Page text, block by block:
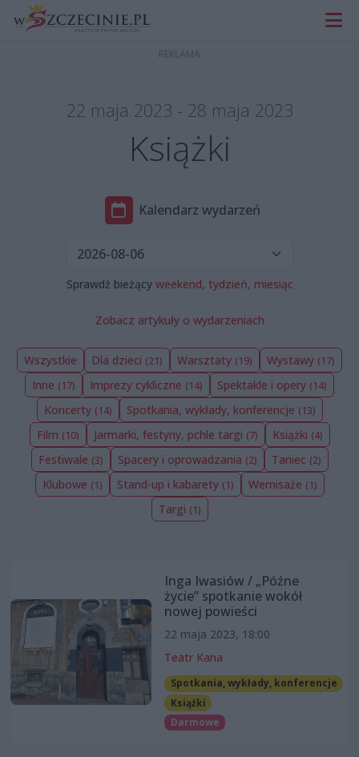
22 maja 2023 - 28 maja 2023
Książki
Kalendarz wydarzeń
Sprawdź bieżący weekend, tydzień, miesiąc
Zobacz artykuły o wydarzeniach
Wszystkie Dla dzieci (21) Warsztaty (19) Wystawy (17)
Inne (17) Imprezy cykliczne (14) Spektakle i opery (14)
Koncerty (14) Spotkania, wykłady, konferencje (13)
Film (10) Jarmarki, festyny, pchle targi (7) Książki (4)
Festiwale (3) Spacery i oprowadzania (2) Taniec (2)
Klubowe (1) Stand-up i kabarety (1) Wernisaże (1)
Targi (1)
Inga Iwasiów / „Późne
życie” spotkanie wokół
nowej powieści
22 maja 2023, 18:00
Teatr Kana
Spotkania, wykłady, konferencje
Książki
Darmowe